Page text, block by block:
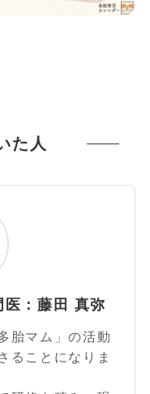
た人
医：藤田 真弥
胎マム」の活動
ることになりま